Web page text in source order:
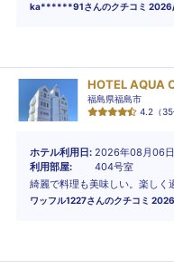
ka******91さんのクチコミ
HOTEL AQUA
福島県福島市
4.2 （35
ホテル利用日 2026年08月06
利用部屋
404号室
綺麗で料理も美味しい。楽しく
ワッフル1227さんのクチコミ